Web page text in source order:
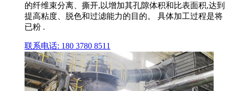
的纤维束分离、撕开,以增加其孔隙体积和比表面积,达到
提高粘度、脱色和过滤能力的目的。 具体加工过程是将
已粉 .
联系电话: 180 3780 8511